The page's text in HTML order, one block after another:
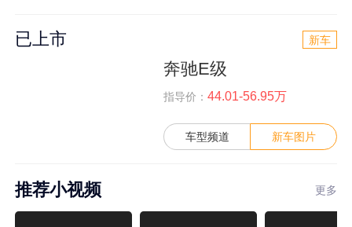
已上市 新车
奔驰E级
指导价： 44.01-56.95万
车型频道 新车图片
推荐小视频 更多